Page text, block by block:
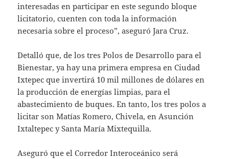
interesadas en participar en este segundo bloque
licitatorio, cuenten con toda la información
necesaria sobre el proceso”, aseguró Jara Cruz.
Detalló que, de los tres Polos de Desarrollo para el
Bienestar, ya hay una primera empresa en Ciudad
Ixtepec que invertirá 10 mil millones de dólares en
la producción de energías limpias, para el
abastecimiento de buques. En tanto, los tres polos a
licitar son Matías Romero, Chivela, en Asunción
Ixtaltepec y Santa María Mixtequilla.
Aseguró que el Corredor Interoceánico será